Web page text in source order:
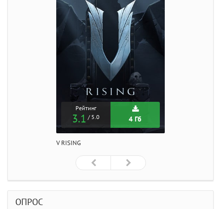
Рейтинг
3.1 / 5.0 4 Гб
V RISING
ОПРОС